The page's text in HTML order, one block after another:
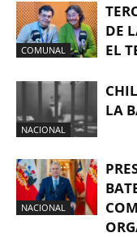
COMUNAL
DE
EL
NACIONAL
LA
NACIONAL